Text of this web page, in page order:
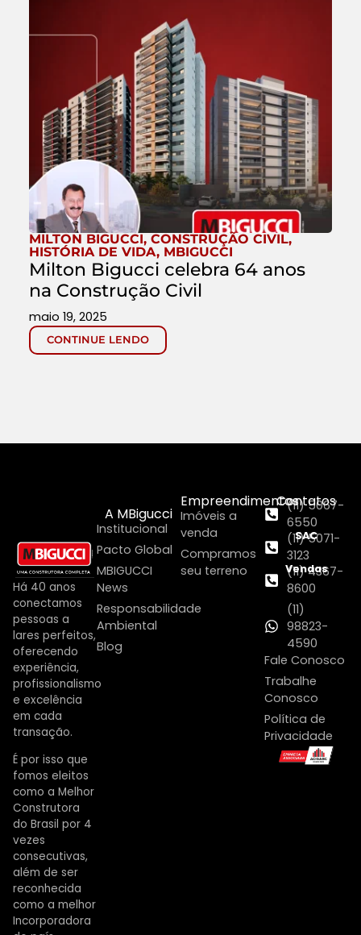
MILTON BIGUCCI, CONSTRUÇÃO CIVIL,
HISTÓRIA DE VIDA, MBIGUCCI
Milton Bigucci celebra 64 anos
na Construção Civil
CONTINUE LENDO
maio 19, 2025
Há 40 anos
conectamos
pessoas a
lares perfeitos,
oferecendo
experiência,
profissionalismo
e excelência
em cada
transação.
É por isso que
fomos eleitos
como a Melhor
Construtora
do Brasil por 4
vezes
consecutivas,
além de ser
reconhecida
como a melhor
Incorporadora
A MBigucci
Institucional
Pacto Global
MBIGUCCI
News
Responsabilidade
Ambiental
Blog
Empreendimentos
Imóveis a
venda
Compramos
seu terreno
Contatos
(11) 5067-
6550
SAC
(11) 5071-
3123
Vendas
(11) 4367-
8600
(11)
98823-
4590
Fale Conosco
Trabalhe
Conosco
Política de
Privacidade